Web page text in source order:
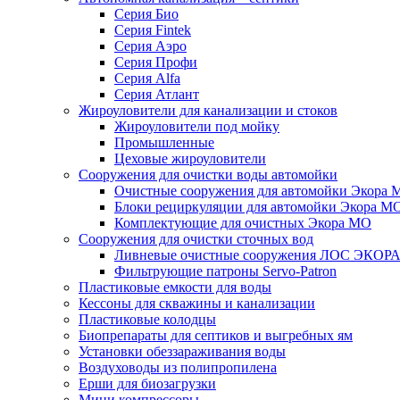
Серия Био
Серия Fintek
Серия Аэро
Серия Профи
Серия Alfa
Серия Атлант
Жироуловители для канализации и стоков
Жироуловители под мойку
Промышленные
Цеховые жироуловители
Сооружения для очистки воды автомойки
Очистные сооружения для автомойки Экора
Блоки рециркуляции для автомойки Экора
Комплектующие для очистных Экора МО
Сооружения для очистки сточных вод
Ливневые очистные сооружения ЛОС ЭКОРА
Фильтрующие патроны Servo-Patron
Пластиковые емкости для воды
Кессоны для скважины и канализации
Пластиковые колодцы
Биопрепараты для септиков и выгребных ям
Установки обеззараживания воды
Воздуховоды из полипропилена
Ерши для биозагрузки